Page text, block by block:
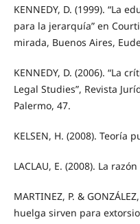
KENNEDY, D. (1999). “La
para la jerarquía” en
mirada, Buenos Aires,
KENNEDY, D. (2006). “La
Legal Studies”, Revista
Palermo, 47.
KELSEN, H. (2008). Teoría
LACLAU, E. (2008). La
MARTINEZ, P. &
huelga sirven para